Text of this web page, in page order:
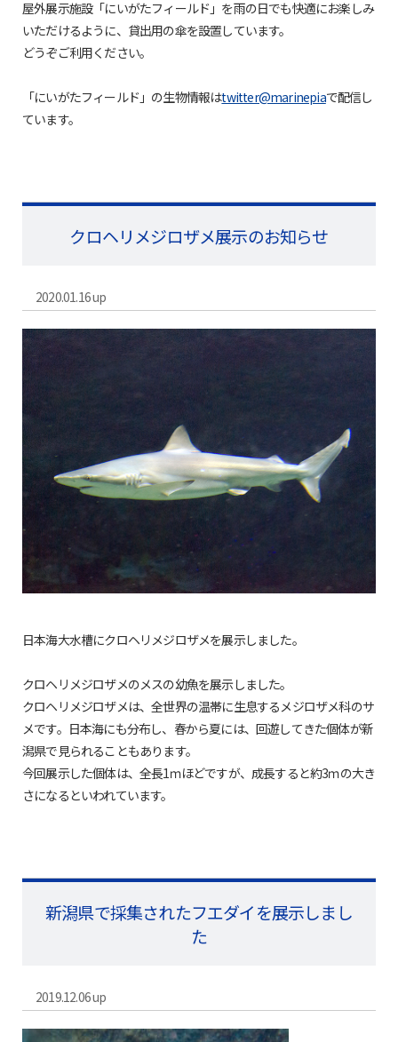
屋外展示施設「にいがたフィールド」を雨の日でも快適にお楽しみ
いただけるように、貸出用の傘を設置しています。
どうぞご利用ください。
「にいがたフィールド」の生物情報はtwitter@marinepiaで配信し
ています。
クロヘリメジロザメ展示のお知らせ
2020.01.16 up
日本海大水槽にクロヘリメジロザメを展示しました。
クロヘリメジロザメのメスの幼魚を展示しました。
クロヘリメジロザメは、全世界の温帯に生息するメジロザメ科のサ
メです。日本海にも分布し、春から夏には、回遊してきた個体が新
潟県で見られることもあります。
今回展示した個体は、全長1ｍほどですが、成長すると約3ｍの大き
さになるといわれています。
新潟県で採集されたフエダイを展示しまし
た
2019.12.06 up